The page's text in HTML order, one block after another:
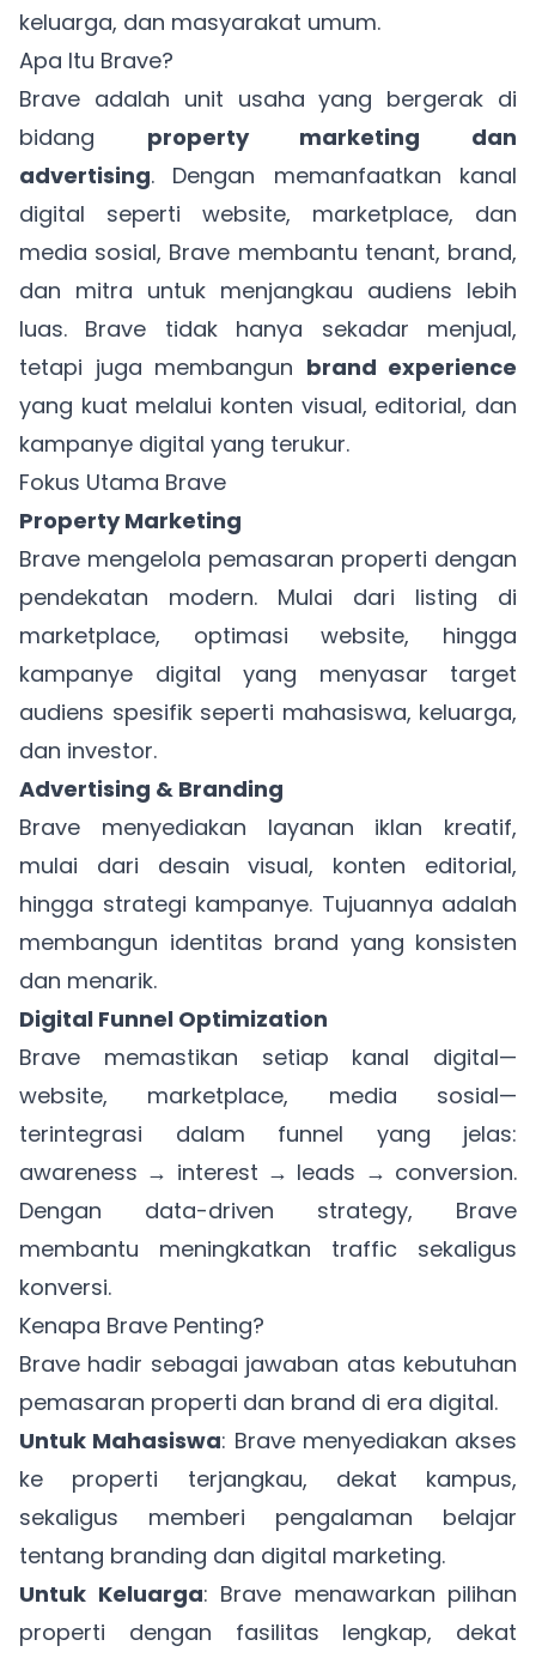
keluarga, dan masyarakat umum.
Apa Itu Brave?
Brave adalah unit usaha yang bergerak di
bidang property marketing dan
advertising. Dengan memanfaatkan kanal
digital seperti website, marketplace, dan
media sosial, Brave membantu tenant, brand,
dan mitra untuk menjangkau audiens lebih
luas. Brave tidak hanya sekadar menjual,
tetapi juga membangun brand experience
yang kuat melalui konten visual, editorial, dan
kampanye digital yang terukur.
Fokus Utama Brave
Property Marketing
Brave mengelola pemasaran properti dengan
pendekatan modern. Mulai dari listing di
marketplace, optimasi website, hingga
kampanye digital yang menyasar target
audiens spesifik seperti mahasiswa, keluarga,
dan investor.
Advertising & Branding
Brave menyediakan layanan iklan kreatif,
mulai dari desain visual, konten editorial,
hingga strategi kampanye. Tujuannya adalah
membangun identitas brand yang konsisten
dan menarik.
Digital Funnel Optimization
Brave memastikan setiap kanal digital—
website, marketplace, media sosial—
terintegrasi dalam funnel yang jelas:
awareness → interest → leads → conversion.
Dengan data-driven strategy, Brave
membantu meningkatkan traffic sekaligus
konversi.
Kenapa Brave Penting?
Brave hadir sebagai jawaban atas kebutuhan
pemasaran properti dan brand di era digital.
Untuk Mahasiswa: Brave menyediakan akses
ke properti terjangkau, dekat kampus,
sekaligus memberi pengalaman belajar
tentang branding dan digital marketing.
Untuk Keluarga: Brave menawarkan pilihan
properti dengan fasilitas lengkap, dekat